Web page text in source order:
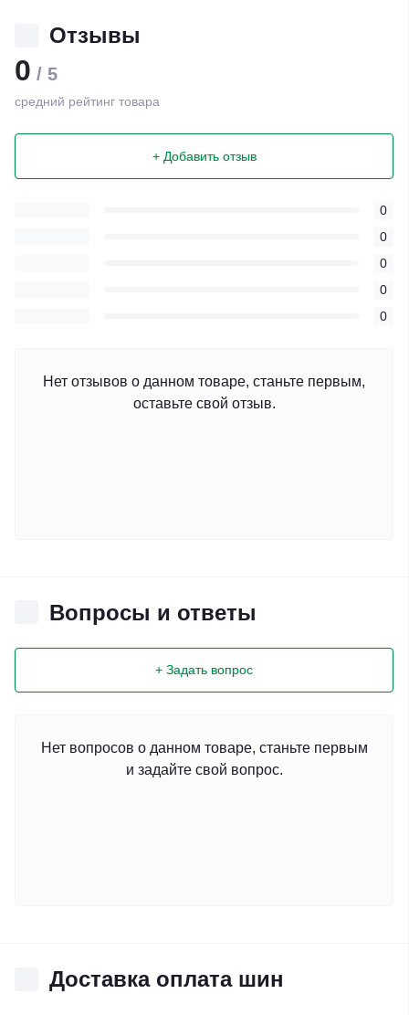
Отзывы
0 / 5
средний рейтинг товара
+ Добавить отзыв
0
0
0
0
0
Нет отзывов о данном товаре, станьте первым,
оставьте свой отзыв.
Вопросы и ответы
+ Задать вопрос
Нет вопросов о данном товаре, станьте первым
и задайте свой вопрос.
Доставка оплата шин